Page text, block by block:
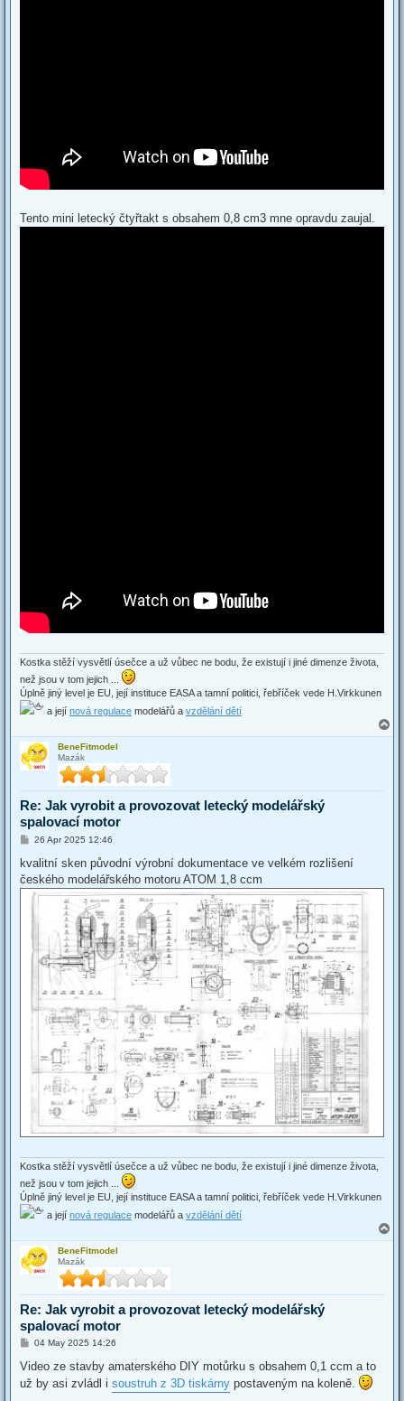
Tento mini letecký čtyřtakt s obsahem 0,8 cm3 mne opravdu zaujal.
Kostka stěží vysvětlí úsečce a už vůbec ne bodu, že existují i jiné dimenze života,
než jsou v tom jejich ...
Úplně jiný level je EU, její instituce EASA a tamní politici, řebříček vede H.Virkkunen
a její nová regulace modelářů a vzdělání dětí
o
BeneFitmodel
Mazák
Re: Jak vyrobit a provozovat letecký modelářský
spalovací motor
P
s
26 Apr 2025 12:46
kvalitní sken původní výrobní dokumentace ve velkém rozlišení
českého modelářského motoru ATOM 1,8 ccm
Kostka stěží vysvětlí úsečce a už vůbec ne bodu, že existují i jiné dimenze života,
než jsou v tom jejich ...
Úplně jiný level je EU, její instituce EASA a tamní politici, řebříček vede H.Virkkunen
a její nová regulace modelářů a vzdělání dětí
o
BeneFitmodel
Mazák
Re: Jak vyrobit a provozovat letecký modelářský
spalovací motor
P
s
04 May 2025 14:26
Video ze stavby amaterského DIY motůrku s obsahem 0,1 ccm a to
už by asi zvládl i soustruh z 3D tiskárny postaveným na koleně.